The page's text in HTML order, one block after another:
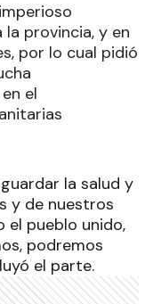
provincia, y en
por lo cual pidió
el
la salud y
y de nuestros
el pueblo unido,
podremos
el parte.